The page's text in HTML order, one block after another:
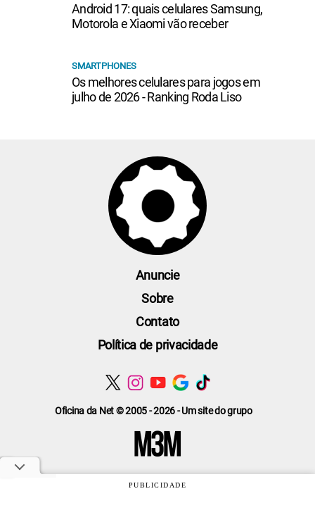
Android 17: quais celulares Samsung,
Motorola e Xiaomi vão receber
SMARTPHONES
Os melhores celulares para jogos em
julho de 2026 - Ranking Roda Liso
Oficina da Net © 2005 - 2026 - Um site do grupo
Anuncie
Sobre
Contato
Política de privacidade
PUBLICIDADE